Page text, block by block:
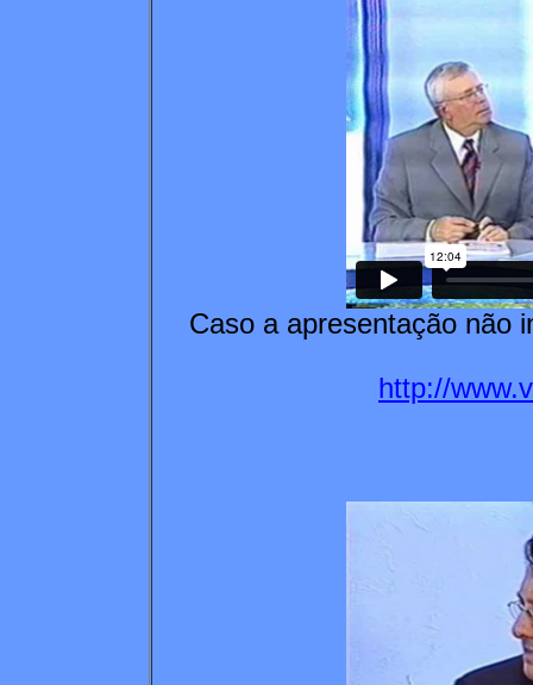
Caso a apresentação não
http://